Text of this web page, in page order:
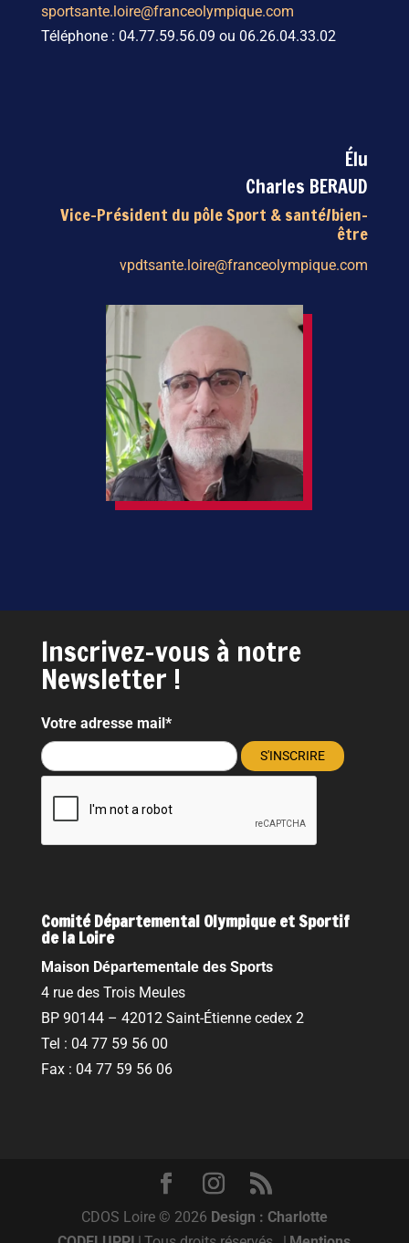
sportsante.loire@franceolympique.com
Téléphone : 04.77.59.56.09 ou 06.26.04.33.02
Élu
Charles BERAUD
Vice-Président du pôle Sport & santé/bien-
être
vpdtsante.loire@franceolympique.com
Inscrivez-vous à notre
Newsletter !
Votre adresse mail*
Comité Départemental Olympique et Sportif
de la Loire
Maison Départementale des Sports
4 rue des Trois Meules
BP 90144 – 42012 Saint-Étienne cedex 2
Tel : 04 77 59 56 00
Fax : 04 77 59 56 06
CDOS Loire © 2026 Design : Charlotte